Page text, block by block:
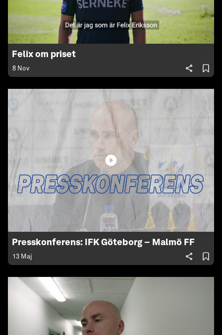
Felix om priset
8 Nov
Presskonferens: IFK Göteborg – Malmö FF
13 Maj